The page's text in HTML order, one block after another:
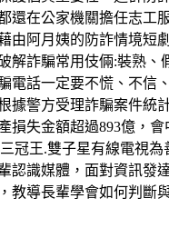
還在公家機關擔任志工
由阿月姨的防詐情境短
解詐騙常用伎倆:裝熟、
電話一定要不慌、不信
據警方受理詐騙案件統
損失金額超過893億，
冠王.雙子星有線電視為
認識媒體，面對資訊發
教導長輩學會如何判斷